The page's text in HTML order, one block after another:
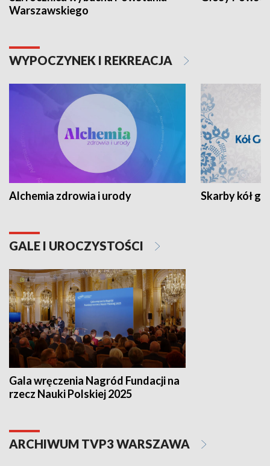
Warszawskiego
WYPOCZYNEK I REKREACJA
Alchemia zdrowia i urody Skarby kół
GALE I UROCZYSTOŚCI
Gala wręczenia Nagród Fundacji na
rzecz Nauki Polskiej 2025
ARCHIWUM TVP3 WARSZAWA